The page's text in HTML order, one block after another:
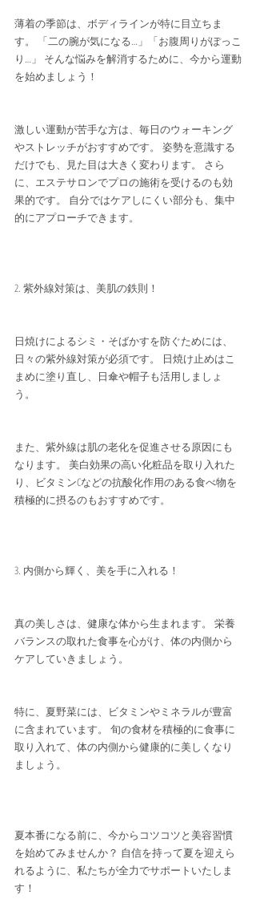
薄着の季節は、ボディラインが特に目立ちま
す。 「二の腕が気になる…」「お腹周りがぽっこ
り…」 そんな悩みを解消するために、今から運動
を始めましょう！
激しい運動が苦手な方は、毎日のウォーキング
やストレッチがおすすめです。 姿勢を意識する
だけでも、見た目は大きく変わります。 さら
に、エステサロンでプロの施術を受けるのも効
果的です。 自分ではケアしにくい部分も、集中
的にアプローチできます。
2. 紫外線対策は、美肌の鉄則！
日焼けによるシミ・そばかすを防ぐためには、
日々の紫外線対策が必須です。 日焼け止めはこ
まめに塗り直し、日傘や帽子も活用しましょ
う。
また、紫外線は肌の老化を促進させる原因にも
なります。 美白効果の高い化粧品を取り入れた
り、ビタミンCなどの抗酸化作用のある食べ物を
積極的に摂るのもおすすめです。
3. 内側から輝く、美を手に入れる！
真の美しさは、健康な体から生まれます。 栄養
バランスの取れた食事を心がけ、体の内側から
ケアしていきましょう。
特に、夏野菜には、ビタミンやミネラルが豊富
に含まれています。 旬の食材を積極的に食事に
取り入れて、体の内側から健康的に美しくなり
ましょう。
夏本番になる前に、今からコツコツと美容習慣
を始めてみませんか？ 自信を持って夏を迎えら
れるように、私たちが全力でサポートいたしま
す！